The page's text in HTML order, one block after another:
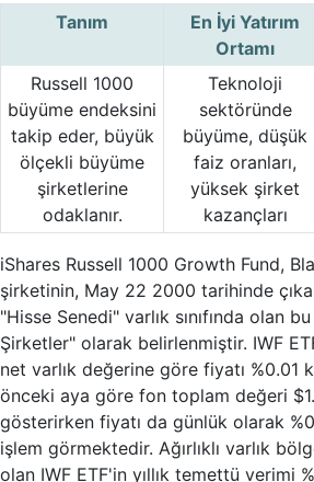
Tanım
En İyi Yatırım
Ortamı
Russell 1000
büyüme endeksini
takip eder, büyük
ölçekli büyüme
şirketlerine
odaklanır.
Teknoloji
sektöründe
büyüme, düşük
faiz oranları,
yüksek şirket
kazançları
iShares Russell 1000 Growth Fund,
şirketinin, May 22 2000 tarihinde
"Hisse Senedi" varlık sınıfında olan
Şirketler" olarak belirlenmiştir. IWF
net varlık değerine göre fiyatı %0.01
önceki aya göre fon toplam değeri
gösterirken fiyatı da günlük olarak
işlem görmektedir. Ağırlıklı varlık
olan IWF ETF'in yıllık temettü verimi